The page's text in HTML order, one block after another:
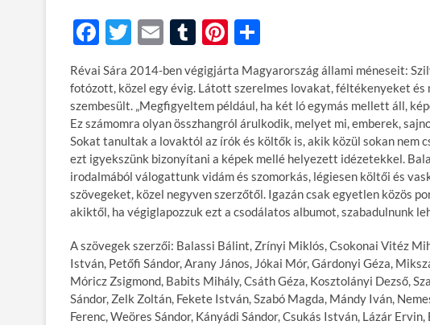
F
ac
e
b
o
o
k
T
w
itt
er
E
m
ail
T
u
m
bl
r
Pi
nt
er
es
t
za
m
e
g
Révai Sára 2014-ben végigjárta Magyarország állami méneseit:
fotózott, közel egy évig. Látott szerelmes lovakat, féltékenyeket
szembesült. „Megfigyeltem például, ha két ló egymás mellett áll,
Ez számomra olyan összhangról árulkodik, melyet mi, emberek,
Sokat tanultak a lovaktól az írók és költők is, akik közül sokan nem
ezt igyekszünk bizonyítani a képek mellé helyezett idézetekkel.
irodalmából válogattunk vidám és szomorkás, légiesen költői és
szövegeket, közel negyven szerzőtől. Igazán csak egyetlen közös
akiktől, ha végiglapozzuk ezt a csodálatos albumot, szabadulnunk
A szövegek szerzői: Balassi Bálint, Zrínyi Miklós, Csokonai Vitéz
István, Petőfi Sándor, Arany János, Jókai Mór, Gárdonyi Géza,
Móricz Zsigmond, Babits Mihály, Csáth Géza, Kosztolányi Dezső,
Sándor, Zelk Zoltán, Fekete István, Szabó Magda, Mándy Iván,
Ferenc, Weöres Sándor, Kányádi Sándor, Csukás István, Lázár